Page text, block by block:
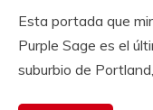
Esta portada que
Purple Sage es el
suburbio de Portland,